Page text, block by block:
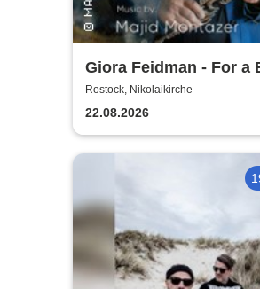
Giora Feidman - For a
World
Rostock, Nikolaikirche
22.08.2026